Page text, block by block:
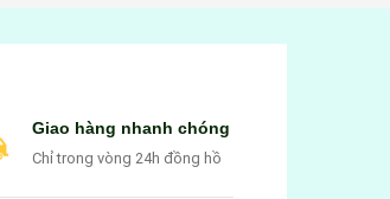
Giao hàng nhanh chóng
Chỉ trong vòng 24h đồng hồ